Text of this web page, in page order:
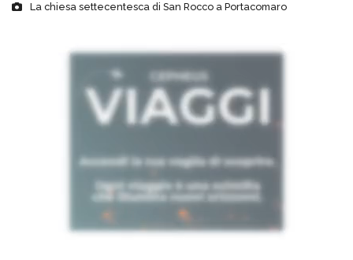
La chiesa settecentesca di San Rocco a Portacomaro